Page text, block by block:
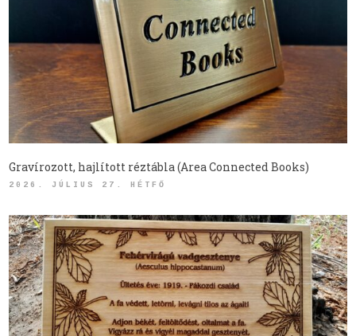
Gravírozott, hajlított réztábla (Area Connected Books)
2026. JÚLIUS 27. HÉTFŐ